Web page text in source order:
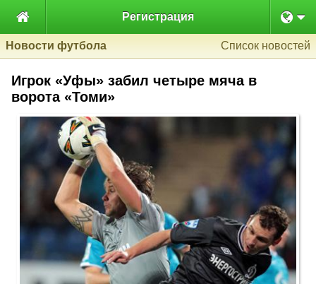
 Регистрация
Новости футбола Список новостей
Игрок «Уфы» забил четыре мяча в
ворота «Томи»